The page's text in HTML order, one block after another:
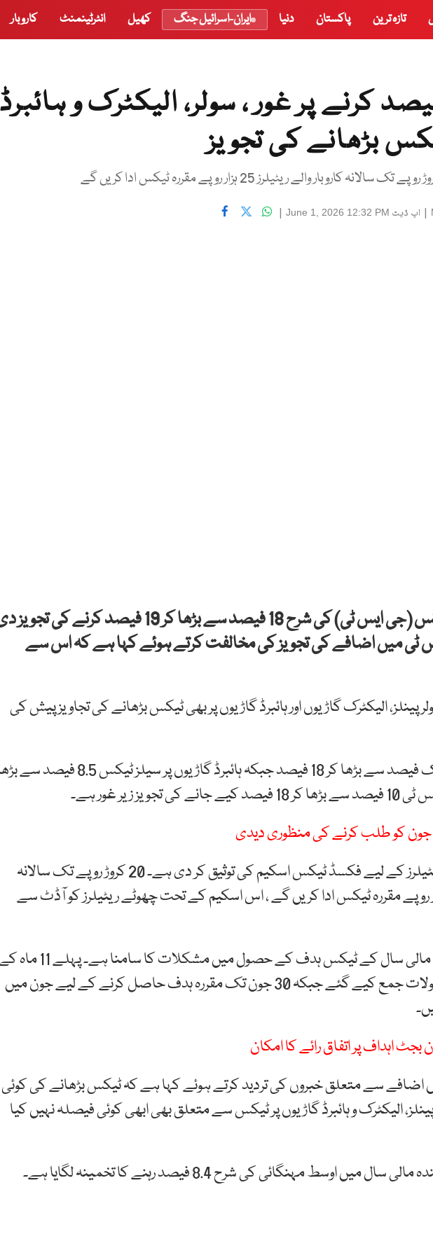
تازہ ترین پاکستان دنیا ایران-اسرائیل جنگ کھیل انٹرٹینمنٹ کاروبار
ایس ٹی 19 فیصد کرنے پر غور ، سولر، الیکٹرک و ہائبرڈ
بڑھانے کی تجویز
| اپ ڈیٹ June 1, 2026 12:32 PM
|
آئی ایم ایف نے جنرل سیلز ٹیکس (جی ایس ٹی) کی شرح 18 فیصد سے بڑھا کر 19 فیصد کرنے کی
میں اضافے کی تجویز کی مخالفت کرتے ہوئے کہا ہے کہ اس سے
پینلز، الیکٹرک گاڑیوں اور ہائبرڈ گاڑیوں پر بھی ٹیکس بڑھانے کی تجاویز پیش کی
الیکٹرک گاڑیوں پر جی ایس ٹی ایک فیصد سے بڑھا کر 18 فیصد جبکہ ہائبرڈ گاڑیوں پر سیلز ٹیکس 8.5
ذرائع کے مطابق آئی ایم ایف نے ریٹیلرز کے لیے فکسڈ ٹیکس اسکیم کی توثیق کر دی ہے۔ 20 کروڑ روپے تک سالانہ
رکھنے والے ریٹیلرز 25 ہزار روپے مقررہ ٹیکس ادا کریں گے ، اس اسکیم کے تحت چھوٹے ریٹیلرز کو آڈٹ سے
ذرائع کے مطابق ایف بی آر کو رواں مالی سال کے ٹیکس ہدف کے حصول میں مشکلات کا سامنا ہے۔
دوران 11 ہزار 232 ارب روپے محصولات جمع کیے گئے جبکہ 30 جون تک مقررہ ہدف حاصل کرنے کے لیے جون میں
بجٹ اہداف پر اتفاق رائے کا امکان
اضافے سے متعلق خبروں کی تردید کرتے ہوئے کہا ہے کہ ٹیکس بڑھانے کی کوئی
الیکٹرک و ہائبرڈ گاڑیوں پر ٹیکس سے متعلق بھی ابھی کوئی فیصلہ نہیں کیا
اوسط مہنگائی کی شرح 8.4 فیصد رہنے کا تخمینہ لگایا ہے۔